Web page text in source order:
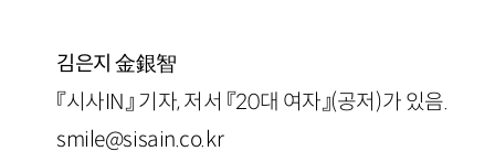
김은지 金銀智
『시사IN』 기자, 저서 『20대 여자』(공저)가 있음.
smile@sisain.co.kr